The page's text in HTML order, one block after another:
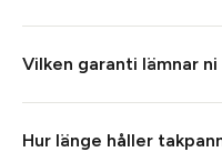
takbyte, och vi räknar av
ligga ute med pengarna.
materialet, och
Vilken garanti lämnar
dessutom av tillverkarens
Hur länge håller